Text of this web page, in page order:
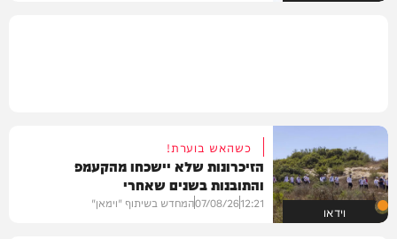
וידאו
כשהאש בוערת!
הזיכרונות שלא יישכחו מהקעמפ
והתובנות בשנים שאחרי
12:21
07/08/26המחדש בשיתוף "וימאן"